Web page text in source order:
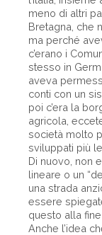
meno di altri
Bretagna, che
ma perché
c’erano i
stesso in
aveva
conti con un
poi c’era la
agricola,
società molto
sviluppati più
Di nuovo, non
lineare o un
una strada
essere
questo alla
Anche l’idea